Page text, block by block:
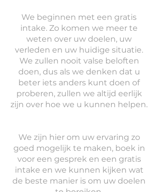
We beginnen met een gratis
intake. Zo komen we meer te
weten over uw doelen, uw
verleden en uw huidige situatie.
We zullen nooit valse beloften
doen, dus als we denken dat u
beter iets anders kunt doen of
proberen, zullen we altijd eerlijk
zijn over hoe we u kunnen helpen.
We zijn hier om uw ervaring zo
goed mogelijk te maken, boek in
voor een gesprek en een gratis
intake en we kunnen kijken wat
de beste manier is om uw doelen